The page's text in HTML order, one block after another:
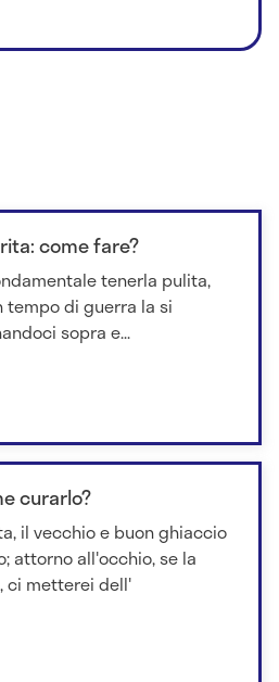
come fare?
tenerla pulita,
di guerra la si
sopra e...
curarlo?
il vecchio e buon ghiaccio
attorno all'occhio, se la
ci metterei dell'